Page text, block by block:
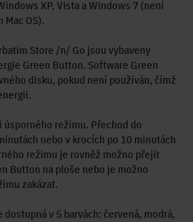
XP, Vista a Windows 7 (není
OS).
Store /n/ Go jsou vybaveny
Green Button. Software Green
disku, pokud není používán, čímž
režimu. Přechod do
nebo v krocích po 10 minutách
režimu je rovněž možno přejít
Button na ploše nebo je možno
zakázat.
dostupná v 5 barvách: červená, modrá,